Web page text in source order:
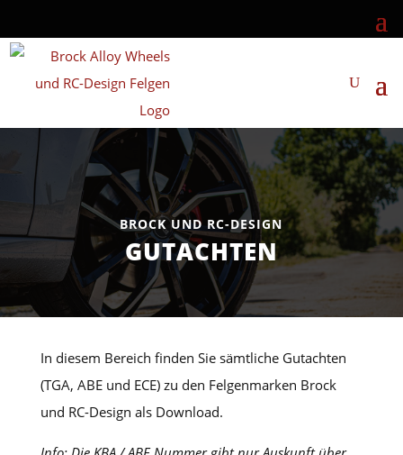
BROCK UND RC-DESIGN
GUTACHTEN
In diesem Bereich finden Sie sämtliche Gutachten
(TGA, ABE und ECE) zu den Felgenmarken Brock
und RC-Design als Download.